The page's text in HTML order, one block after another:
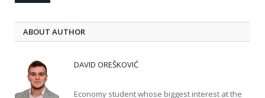
ABOUT AUTHOR
DAVID OREŠKOVIĆ
Economy student whose biggest interest at the